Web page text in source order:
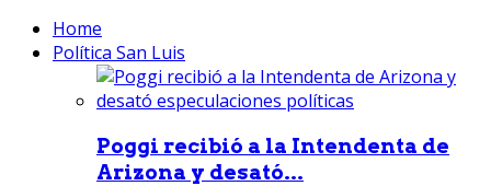
Home
Política San Luis
Poggi recibió a la Intendenta de
Arizona y desató...